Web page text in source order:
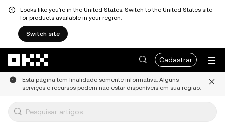
Looks like you're in the United States. Switch to the United States site
for products available in your region.
Switch site
Cadastrar
Esta página tem finalidade somente informativa. Alguns
serviços e recursos podem não estar disponíveis em sua região.